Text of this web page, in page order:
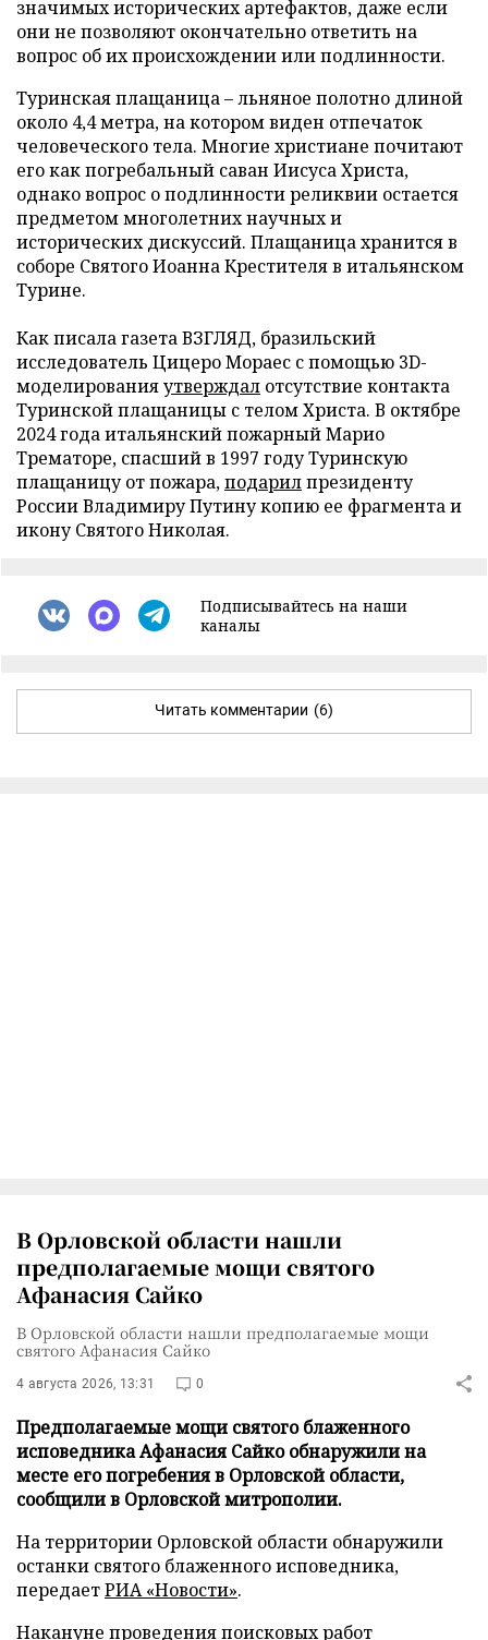
значимых исторических артефактов, даже если
они не позволяют окончательно ответить на
вопрос об их происхождении или подлинности.
Туринская плащаница – льняное полотно длиной
около 4,4 метра, на котором виден отпечаток
человеческого тела. Многие христиане почитают
его как погребальный саван Иисуса Христа,
однако вопрос о подлинности реликвии остается
предметом многолетних научных и
исторических дискуссий. Плащаница хранится в
соборе Святого Иоанна Крестителя в итальянском
Турине.
Как писала газета ВЗГЛЯД, бразильский
исследователь Цицеро Мораес с помощью 3D-
моделированияутверждал отсутствие контакта
Туринской плащаницы с телом Христа. В октябре
2024 года итальянский пожарный Марио
Трематоре, спасший в 1997 году Туринскую
плащаницу от пожара,подарилпрезиденту
России Владимиру Путину копию ее фрагмента и
икону Святого Николая.
Подписывайтесь на наши
каналы
Читать комментарии (6)
В Орловской области нашли
предполагаемые мощи святого
Афанасия Сайко
В Орловской области нашли предполагаемые мощи
святого Афанасия Сайко
4 августа 2026, 13:31 0
Предполагаемые мощи святого блаженного
исповедника Афанасия Сайко обнаружили на
месте его погребения в Орловской области,
сообщили в Орловской митрополии.
На территории Орловской области обнаружили
останки святого блаженного исповедника,
передаетРИА «Новости».
Накануне проведения поисковых работ